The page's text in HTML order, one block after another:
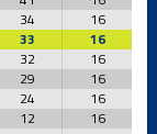
34
16
33
16
32
16
29
16
24
16
12
16